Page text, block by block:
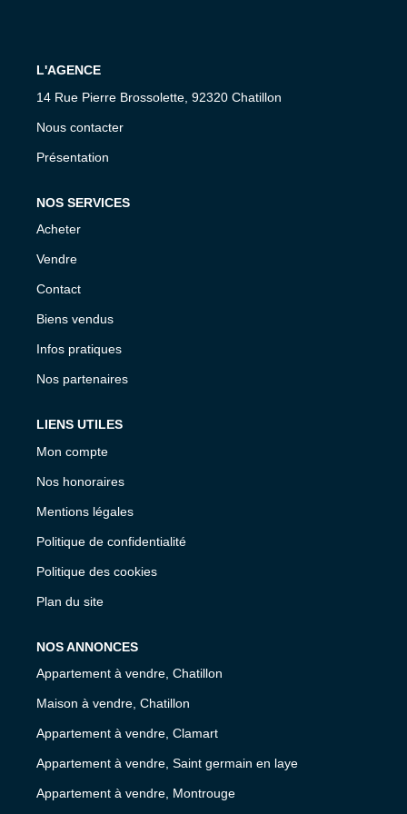
L'AGENCE
14 Rue Pierre Brossolette, 92320 Chatillon
Nous contacter
Présentation
NOS SERVICES
Acheter
Vendre
Contact
Biens vendus
Infos pratiques
Nos partenaires
LIENS UTILES
Mon compte
Nos honoraires
Mentions légales
Politique de confidentialité
Politique des cookies
Plan du site
NOS ANNONCES
Appartement à vendre, Chatillon
Maison à vendre, Chatillon
Appartement à vendre, Clamart
Appartement à vendre, Saint germain en laye
Appartement à vendre, Montrouge